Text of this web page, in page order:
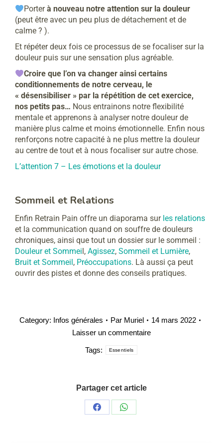
Porterà nouveau notre attention sur la douleur
(peut être avec un peu plus de détachement et de
calme ? ).
Et répéter deux fois ce processus de se focaliser sur la
douleur puis sur une sensation plus agréable.
Croire que l’on va changer ainsi certains
conditionnements de notre cerveau, le
« désensibiliser » par la répétition de cet exercice,
nos petits pas… Nous entrainons notre flexibilité
mentale et apprenons à analyser notre douleur de
manière plus calme et moins émotionnelle. Enfin nous
renforçons notre capacité à ne plus mettre la douleur
au centre de tout et à nous focaliser sur autre chose.
L’attention 7 – Les émotions et la douleur
Sommeil et Relations
Enfin Retrain Pain offre un diaporama sur les relations
et la communication quand on souffre de douleurs
chroniques, ainsi que tout un dossier sur le sommeil :
Douleur et Sommeil, Agissez, Sommeil et Lumière,
Bruit et Sommeil, Préoccupations. Là aussi ça peut
ouvrir des pistes et donne des conseils pratiques.
Category: Infos générales Par Muriel
14 mars 2022
Laisser un commentaire
Tags: Essentiels
Partager cet article